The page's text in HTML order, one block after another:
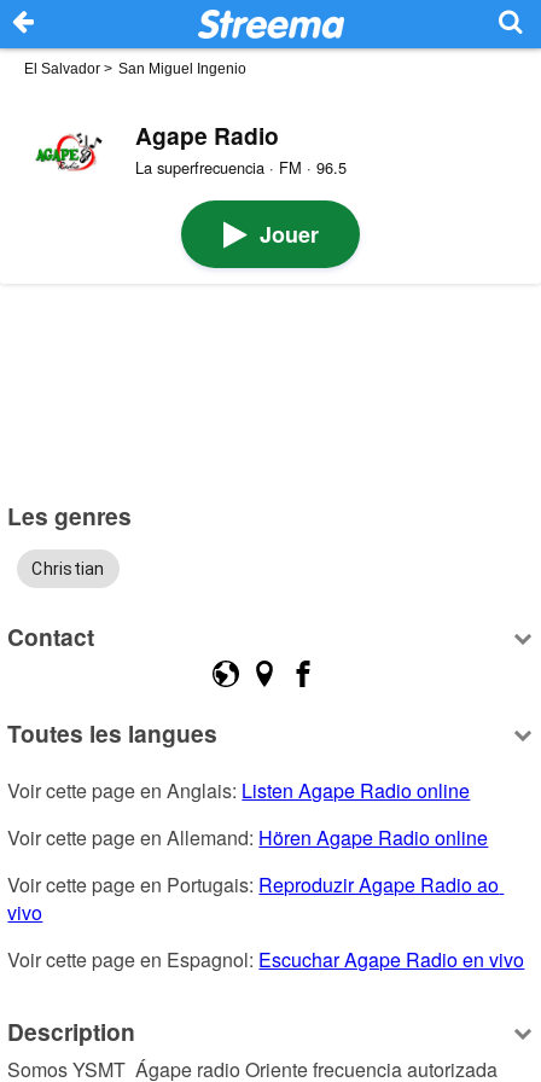
El Salvador > San Miguel Ingenio
Agape Radio
La superfrecuencia · FM · 96.5
Jouer
Les genres
Christian
Contact
Toutes les langues
Voir cette page en Anglais: Listen Agape Radio online
Voir cette page en Allemand: Hören Agape Radio online
Voir cette page en Portugais: Reproduzir Agape Radio ao
vivo
Voir cette page en Espagnol: Escuchar Agape Radio en vivo
Description
Somos YSMT  Ágape radio Oriente frecuencia autorizada